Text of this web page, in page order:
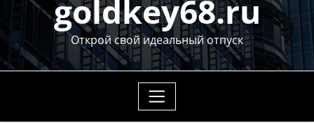
goldkey68.ru
Открой свой идеальный отпуск